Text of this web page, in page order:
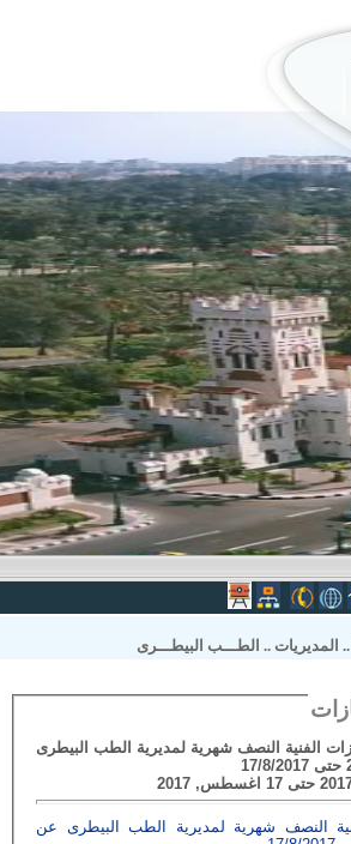
.. المديريات .. الطـــب البيطـــرى
الفنية النصف شهرية لمديرية الطب البيطرى
النصف شهرية لمديرية الطب البيطرى عن